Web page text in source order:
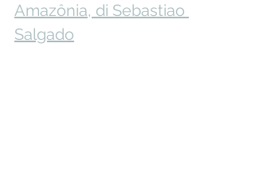
Amazônia, di Sebastiao
Salgado